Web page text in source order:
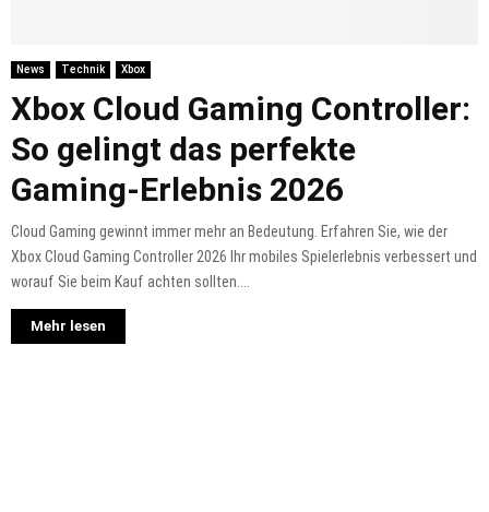
News Technik Xbox
Xbox Cloud Gaming Controller:
So gelingt das perfekte
Gaming-Erlebnis 2026
Cloud Gaming gewinnt immer mehr an Bedeutung. Erfahren Sie, wie der
Xbox Cloud Gaming Controller 2026 Ihr mobiles Spielerlebnis verbessert und
worauf Sie beim Kauf achten sollten....
Mehr lesen